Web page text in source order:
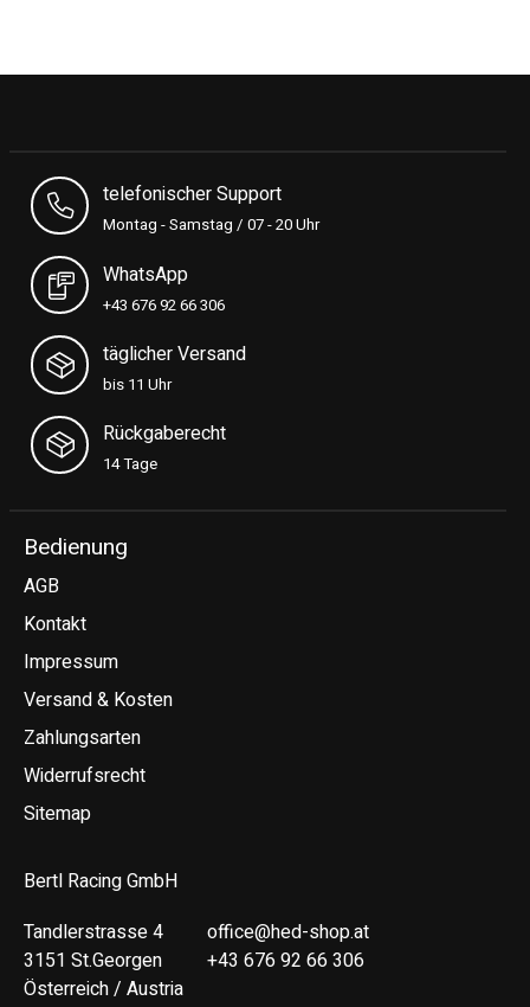
telefonischer Support
Montag - Samstag / 07 - 20 Uhr
WhatsApp
+43 676 92 66 306
täglicher Versand
bis 11 Uhr
Rückgaberecht
14 Tage
Bedienung
AGB
Kontakt
Impressum
Versand & Kosten
Zahlungsarten
Widerrufsrecht
Sitemap
Bertl Racing GmbH
Tandlerstrasse 4
3151 St.Georgen
Österreich / Austria
office@hed-shop.at
+43 676 92 66 306